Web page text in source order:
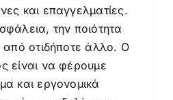
και επαγγελματίες.
την ποιότητα
από οτιδήποτε άλλο. Ο
είναι να φέρουμε
και εργονομικά